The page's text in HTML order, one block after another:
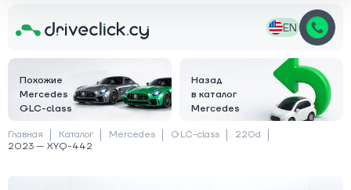
EN
Похожие
Mercedes
GLC-class
Назад
в каталог
Mercedes
Главная Каталог Mercedes GLC-class
220d
2023 — XYQ-442